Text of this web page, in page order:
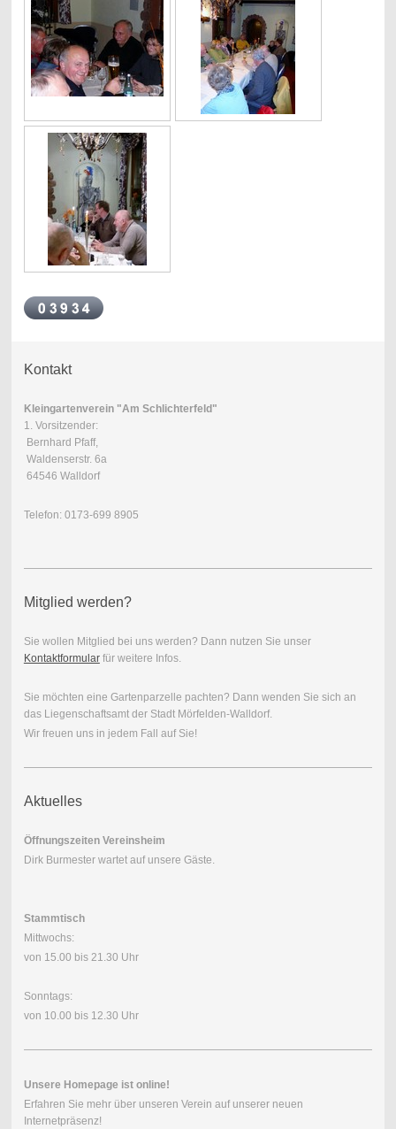
Kontakt
Kleingartenverein "Am Schlichterfeld"
1. Vorsitzender:
Bernhard Pfaff,
Waldenserstr. 6a
64546 Walldorf
Telefon: 0173-699 8905
Mitglied werden?
Sie wollen Mitglied bei uns werden? Dann nutzen Sie unser
Kontaktformularfür weitere Infos.
Sie möchten eine Gartenparzelle pachten? Dann wenden Sie sich an
das Liegenschaftsamt der Stadt Mörfelden-Walldorf.
Wir freuen uns in jedem Fall auf Sie!
Aktuelles
Öffnungszeiten Vereinsheim
Dirk Burmester wartet auf unsere Gäste.
Stammtisch
Mittwochs:
von 15.00 bis 21.30 Uhr
Sonntags:
von 10.00 bis 12.30 Uhr
Unsere Homepage ist online!
Erfahren Sie mehr über unseren Verein auf unserer neuen
Internetpräsenz!